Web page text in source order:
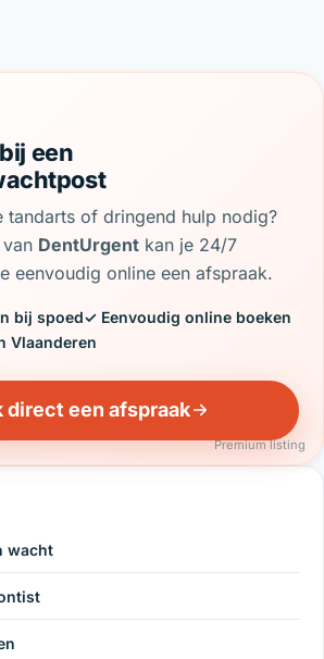
een
tandarts of dringend hulp nodig?
DentUrgent kan je 24/7
eenvoudig online een afspraak.
bij spoed✓ Eenvoudig online boeken
Vlaanderen
direct een afspraak
Premium listing
wacht